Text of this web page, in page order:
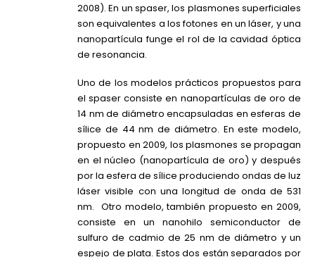
2008). En un spaser, los plasmones superficiales
son equivalentes a los fotones en un láser, y una
nanopartícula funge el rol de la cavidad óptica
de resonancia.
Uno de los modelos prácticos propuestos para
el spaser consiste en nanopartículas de oro de
14 nm de diámetro encapsuladas en esferas de
sílice de 44 nm de diámetro. En este modelo,
propuesto en 2009, los plasmones se propagan
en el núcleo (nanopartícula de oro) y después
por la esfera de sílice produciendo ondas de luz
láser visible con una longitud de onda de 531
nm. Otro modelo, también propuesto en 2009,
consiste en un nanohilo semiconductor de
sulfuro de cadmio de 25 nm de diámetro y un
espejo de plata. Estos dos están separados por